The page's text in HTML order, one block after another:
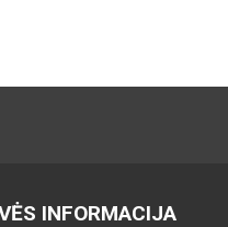
INFORMACIJA